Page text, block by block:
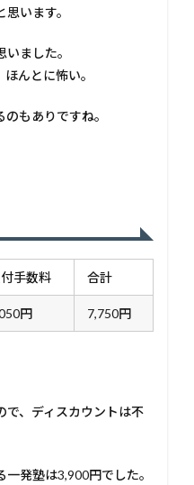
います。
ました。
んとに怖い。
もありですね。
手数料 合計
円 7,750円
で、ディスカウントは不
発塾は3,900円でした。